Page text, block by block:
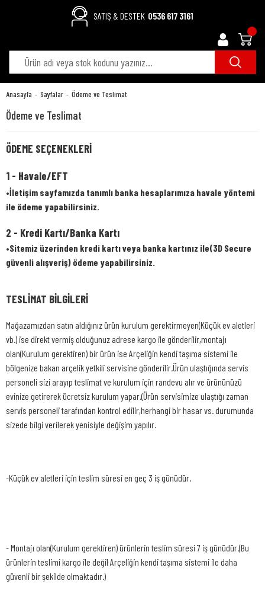
SATIŞ & DESTEK 0536 617 3161
Anasayfa Sayfalar Ödeme ve Teslimat
Ödeme ve Teslimat
ÖDEME SEÇENEKLERİ
1 - Havale/EFT
•İletişim sayfamızda tanımlı banka hesaplarımıza havale yöntemi
ile ödeme yapabilirsiniz.
2 - Kredi Kartı/Banka Kartı
•Sitemiz üzerinden kredi kartı veya banka kartınız ile(3D Secure
güvenli alışveriş) ödeme yapabilirsiniz.
TESLİMAT BİLGİLERİ
Mağazamızdan satın aldığınız ürün kurulum gerektirmeyen(Küçük ev aletleri
vb.) ise direkt vermiş olduğunuz adrese kargo ile gönderilir,montajı
olan(Kurulum gerektiren) bir ürün ise Arçeliğin kendi taşıma sistemi ile
bölgenize bakan arçelik yetkili servisine gönderilir.Ürün ulaştığında servis
personeli sizi arayıp teslimat ve kurulum için randevu alır ve ürününüzü
evinize getirerek ücretsiz kurulum yapar.(Ürün servisimize ulaştığı zaman
servis personeli tarafından kontrol edilir,herhangi bir hasar vs. durumunda
sizede bilgi verilerek yenisiyle değişim yapılır.
-Küçük ev aletleri için teslim süresi en geç 3 iş günüdür.
- Montajı olan(Kurulum gerektiren) ürünlerin teslim süresi 7 iş günüdür.(Bu
ürünlerin teslimi kargo ile değil Arçeliğin kendi taşıma sistemi ile daha
güvenli bir şekilde olmaktadır.)